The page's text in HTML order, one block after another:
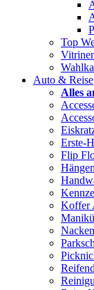
Top
Auto & Reise
Alles
Erste-
Flip
Koffer